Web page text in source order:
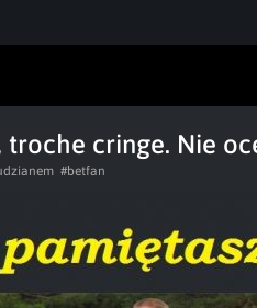
troche cringe. Nie
#betfan